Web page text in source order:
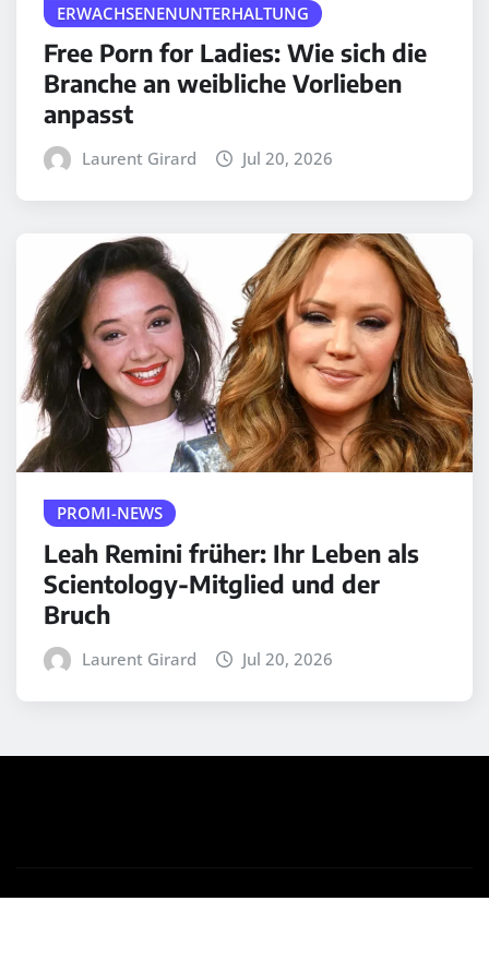
ERWACHSENENUNTERHALTUNG
Free Porn for Ladies: Wie sich die
Branche an weibliche Vorlieben
anpasst
Laurent Girard Jul 20, 2026
PROMI-NEWS
Leah Remini früher: Ihr Leben als
Scientology-Mitglied und der
Bruch
Laurent Girard Jul 20, 2026